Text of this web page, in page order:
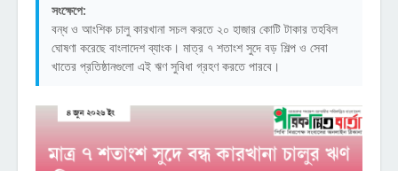
সংক্ষেপে:
বন্ধ ও আংশিক চালু কারখানা সচল করতে ২০ হাজার কোটি টাকার তহবিল
ঘোষণা করেছে বাংলাদেশ ব্যাংক। মাত্র ৭ শতাংশ সুদে বড় শিল্প ও সেবা
খাতের প্রতিষ্ঠানগুলো এই ঋণ সুবিধা গ্রহণ করতে পারবে।